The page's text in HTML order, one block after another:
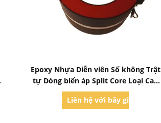
Bad Request
Epoxy Nhựa Diễn viên Số không Trật
tự Dòng biến áp Split Core Loại Cao
Vôn
Liên hệ với bây giờ